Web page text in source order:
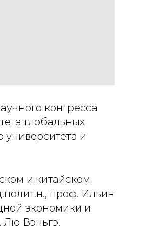
конгресса
глобальных
и
и китайском
проф. Ильин
экономики и
Лю Вэньгэ.